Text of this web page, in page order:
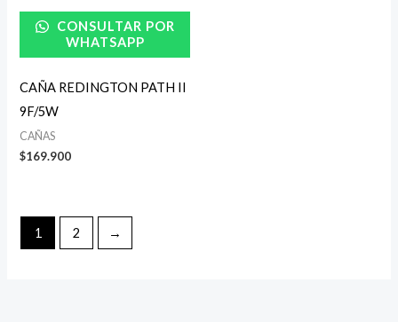
CONSULTAR POR
WHATSAPP
CAÑA REDINGTON PATH II
9F/5W
CAÑAS
$169.900
1 2 →